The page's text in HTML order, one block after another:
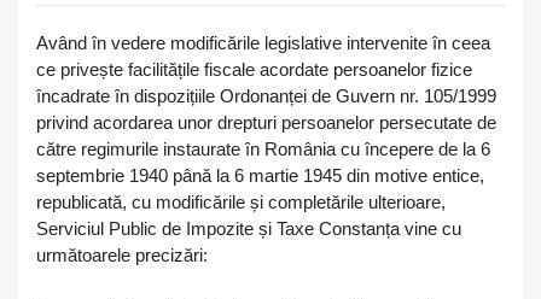
Având în vedere modificările legislative intervenite în ceea
ce privește facilitățile fiscale acordate persoanelor fizice
încadrate în dispozițiile Ordonanței de Guvern nr. 105/1999
privind acordarea unor drepturi persoanelor persecutate de
către regimurile instaurate în România cu începere de la 6
septembrie 1940 până la 6 martie 1945 din motive entice,
republicată, cu modificările și completările ulterioare,
Serviciul Public de Impozite și Taxe Constanța vine cu
următoarele precizări: